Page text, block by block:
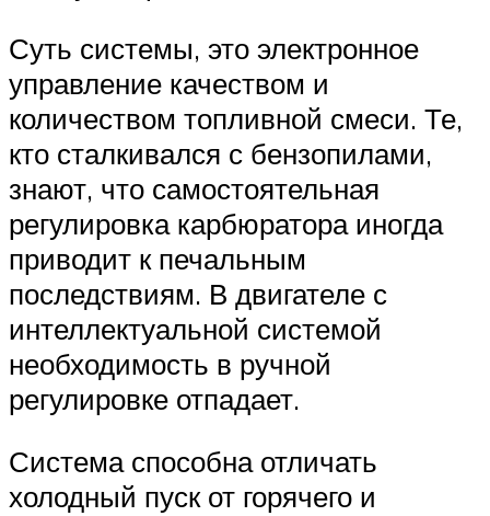
Суть системы, это электронное
управление качеством и
количеством топливной смеси. Те,
кто сталкивался с бензопилами,
знают, что самостоятельная
регулировка карбюратора иногда
приводит к печальным
последствиям. В двигателе с
интеллектуальной системой
необходимость в ручной
регулировке отпадает.
Система способна отличать
холодный пуск от горячего и